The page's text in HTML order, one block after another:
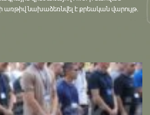
նախաձեռնվել է քրեական վարույթ․